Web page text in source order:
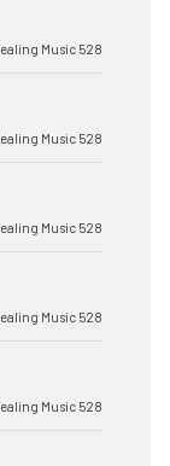
Music 528
Music 528
Music 528
Music 528
Music 528